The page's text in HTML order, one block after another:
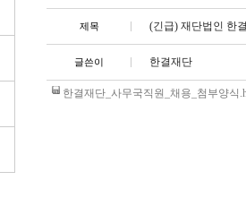
제목 (긴급) 재단법인 한
글쓴이 한결재단
한결재단_사무국직원_채용_첨부양식